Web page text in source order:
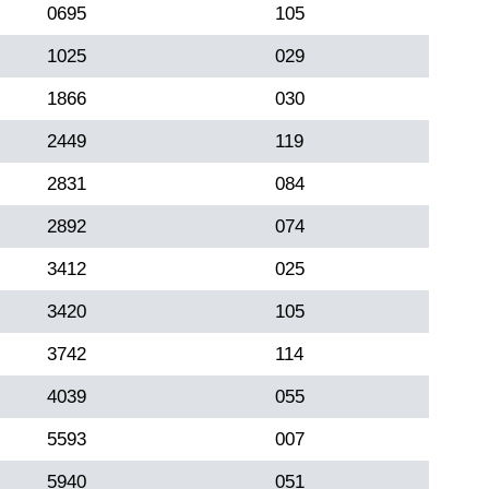
0695 105
1025 029
1866 030
2449 119
2831 084
2892 074
3412 025
3420 105
3742 114
4039 055
5593 007
5940 051